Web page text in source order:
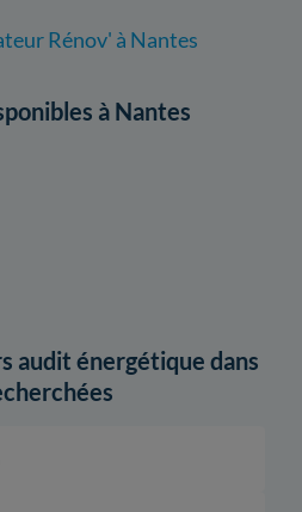
Rénov' à Nantes
à Nantes
audit énergétique dans